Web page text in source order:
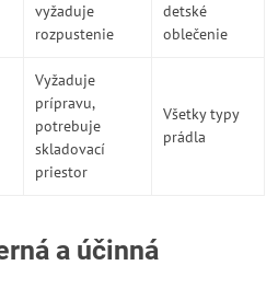
vyžaduje
rozpustenie
detské
oblečenie
Vyžaduje
prípravu,
potrebuje
skladovací
priestor
Všetky typy
prádla
a účinná